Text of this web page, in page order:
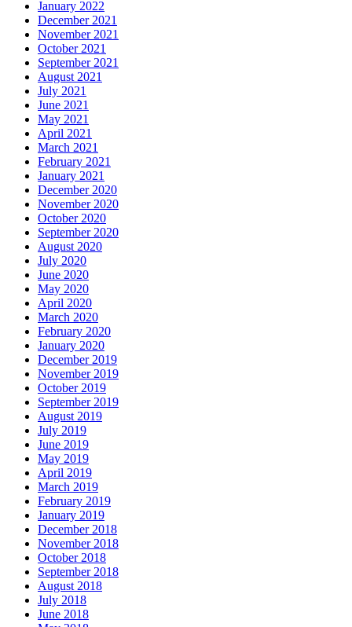
January 2022
December 2021
November 2021
October 2021
September 2021
August 2021
July 2021
June 2021
May 2021
April 2021
March 2021
February 2021
January 2021
December 2020
November 2020
October 2020
September 2020
August 2020
July 2020
June 2020
May 2020
April 2020
March 2020
February 2020
January 2020
December 2019
November 2019
October 2019
September 2019
August 2019
July 2019
June 2019
May 2019
April 2019
March 2019
February 2019
January 2019
December 2018
November 2018
October 2018
September 2018
August 2018
July 2018
June 2018